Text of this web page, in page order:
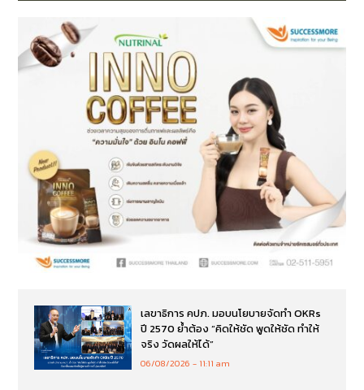
เลขาธิการ คปภ. มอบนโยบายจัดทำ OKRs
ปี 2570 ย้ำต้อง “คิดให้ชัด พูดให้ชัด ทำให้
จริง วัดผลให้ได้”
06/08/2026 11:11 am